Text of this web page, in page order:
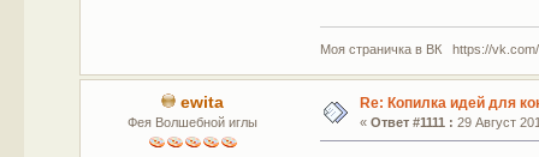
Моя страничка в ВК https://
ewita
Фея Волшебной иглы
Re: Копилка идей для
« Ответ #1111 : 29 Август